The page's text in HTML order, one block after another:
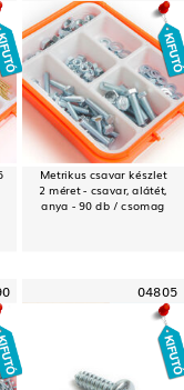
Metrikus csavar készlet
2 méret - csavar, alátét,
anya - 90 db / csomag
04805